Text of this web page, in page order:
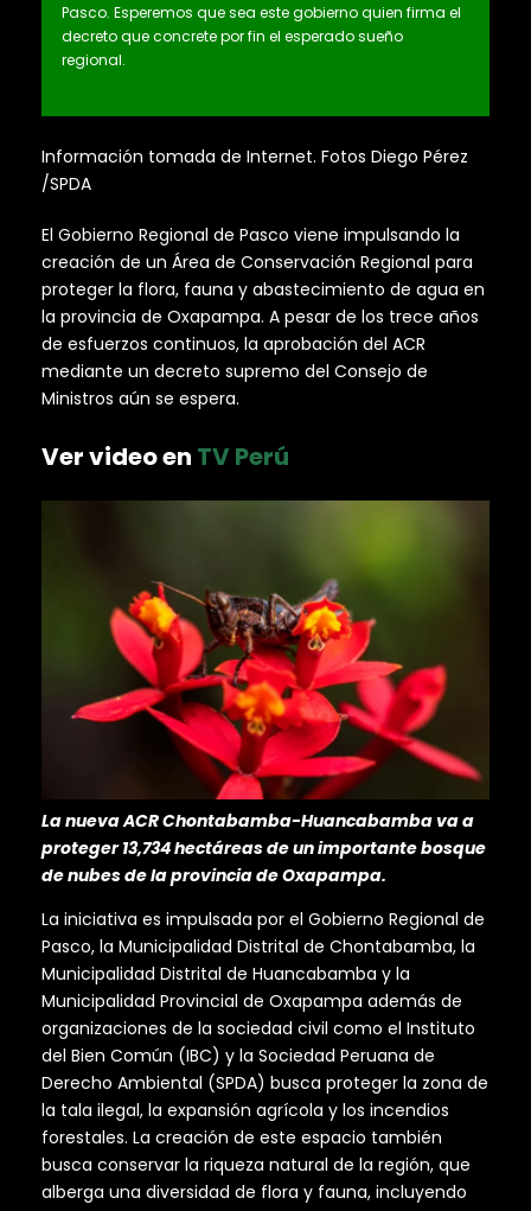
Pasco. Esperemos que sea este gobierno quien firma el
decreto que concrete por fin el esperado sueño
regional.
Información tomada de Internet. Fotos Diego Pérez
/SPDA
El Gobierno Regional de Pasco viene impulsando la
creación de un Área de Conservación Regional para
proteger la flora, fauna y abastecimiento de agua en
la provincia de Oxapampa. A pesar de los trece años
de esfuerzos continuos, la aprobación del ACR
mediante un decreto supremo del Consejo de
Ministros aún se espera.
Ver video en TV Perú
La nueva ACR Chontabamba-Huancabamba va a
proteger 13,734 hectáreas de un importante bosque
de nubes de la provincia de Oxapampa.
La iniciativa es impulsada por el Gobierno Regional de
Pasco, la Municipalidad Distrital de Chontabamba, la
Municipalidad Distrital de Huancabamba y la
Municipalidad Provincial de Oxapampa además de
organizaciones de la sociedad civil como el Instituto
del Bien Común (IBC) y la Sociedad Peruana de
Derecho Ambiental (SPDA) busca proteger la zona de
la tala ilegal, la expansión agrícola y los incendios
forestales. La creación de este espacio también
busca conservar la riqueza natural de la región, que
alberga una diversidad de flora y fauna, incluyendo